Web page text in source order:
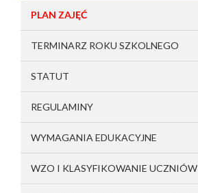
PLAN ZAJĘĆ
TERMINARZ ROKU SZKOLNEGO
STATUT
REGULAMINY
WYMAGANIA EDUKACYJNE
WZO I KLASYFIKOWANIE UCZNIÓW